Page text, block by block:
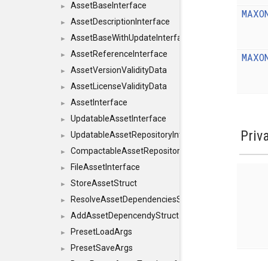
► AssetBaseInterface
► AssetDescriptionInterface
► AssetBaseWithUpdateInterface
► AssetReferenceInterface
► AssetVersionValidityData
► AssetLicenseValidityData
► AssetInterface
► UpdatableAssetInterface
► UpdatableAssetRepositoryInterface
► CompactableAssetRepositoryInterface
► FileAssetInterface
► StoreAssetStruct
► ResolveAssetDependenciesStruct
► AddAssetDepencendyStruct
► PresetLoadArgs
►
PresetSaveArgs